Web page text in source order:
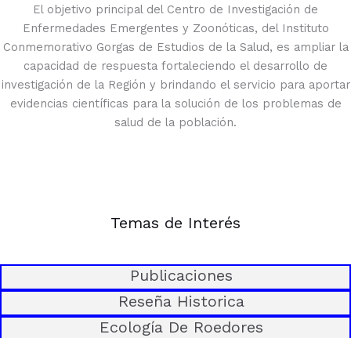
El objetivo principal del Centro de Investigación de
Enfermedades Emergentes y Zoonóticas, del Instituto
Conmemorativo Gorgas de Estudios de la Salud, es ampliar la
capacidad de respuesta fortaleciendo el desarrollo de
investigación de la Región y brindando el servicio para aportar
evidencias científicas para la solución de los problemas de
salud de la población.
Temas de Interés
Publicaciones
Reseña Historica
Ecología De Roedores